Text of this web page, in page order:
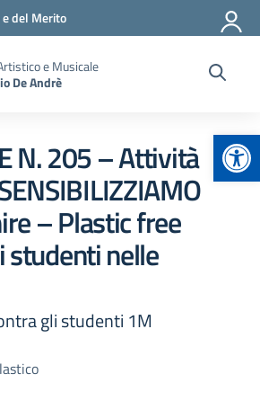
del Merito
e Musicale
De Andrè
N. 205 – Attività
– Plastic free
studenti nelle
gli studenti 1M